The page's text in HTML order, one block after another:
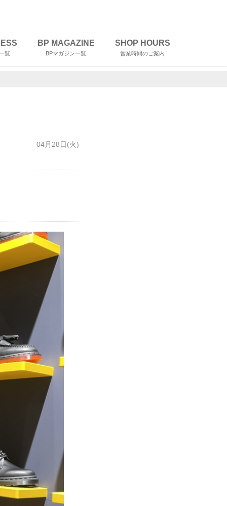
覧
BP MAGAZINE
BPマガジン一覧
SHOP HOURS
営業時間のご案内
04月28日(火)